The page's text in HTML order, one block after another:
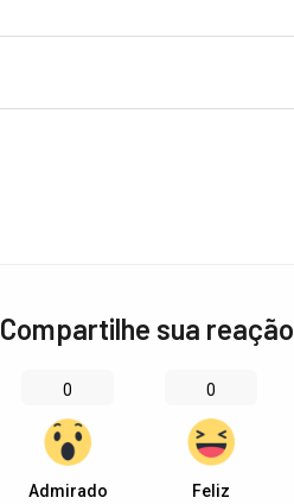
Compartilhe sua reação
0
Admirado
0
Feliz